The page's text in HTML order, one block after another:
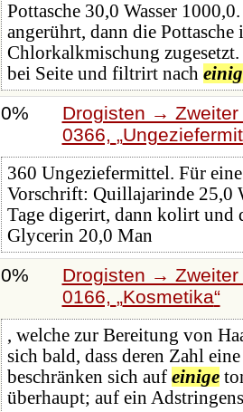
Pottasche 30,0 Wasser
angerührt, dann die
Chlorkalkmischung
bei Seite und filtrirt nach
0%
Drogisten →
0366,
360 Ungeziefermittel. Für
Vorschrift: Quillajarinde 25,0
Tage digerirt, dann kolirt und
Glycerin 20,0 Man
0%
Drogisten →
0166,
Kosmetika
, welche zur Bereitung von
sich bald, dass deren Zahl
beschränken sich auf einige
überhaupt; auf ein Adstringens